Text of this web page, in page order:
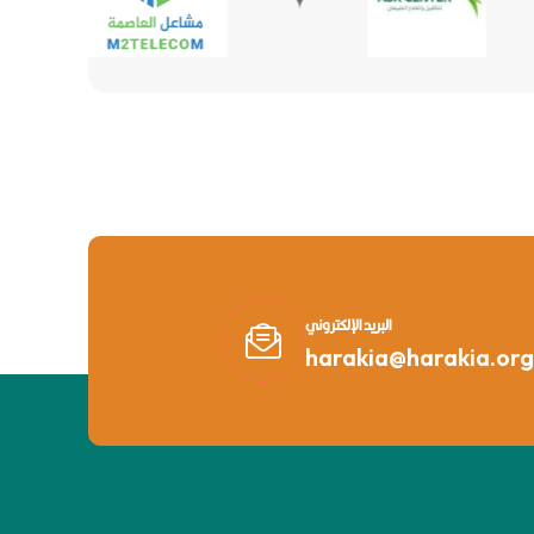
البريد الإلكتروني